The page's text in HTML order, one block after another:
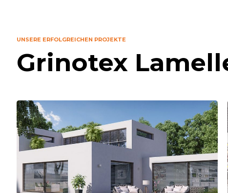
UNSERE ERFOLGREICHEN PROJEKTE
Grinotex